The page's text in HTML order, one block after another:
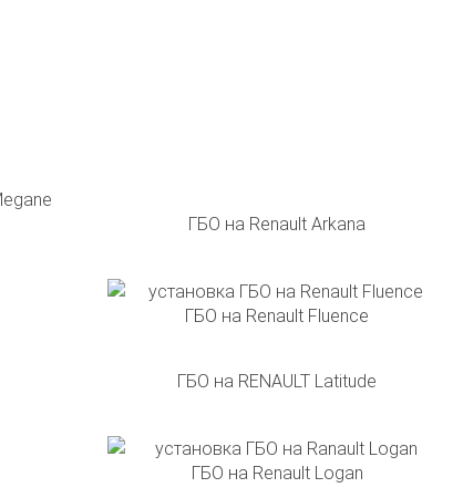
ГБО на Renault Arkana
ГБО на Renault Fluence
ГБО на RENAULT Latitude
ГБО на Renault Logan